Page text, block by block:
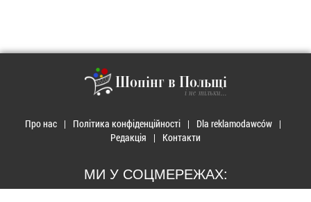
Шопінг в Польщі
і не тільки...
Про нас Політика конфіденційності
Dla reklamodawców
Редакція
Контакти
МИ У СОЦМЕРЕЖАХ: